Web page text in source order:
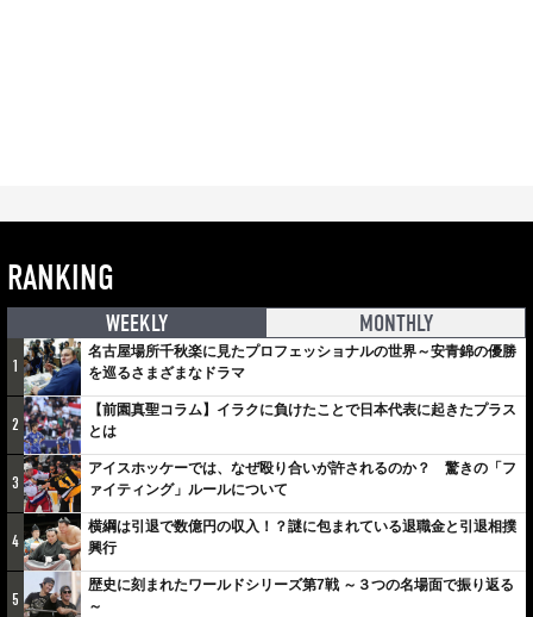
RANKING
WEEKLY MONTHLY
1
名古屋場所千秋楽に見たプロフェッショナルの世界～安青錦の優勝
を巡るさまざまなドラマ
2
【前園真聖コラム】イラクに負けたことで日本代表に起きたプラス
とは
3
アイスホッケーでは、なぜ殴り合いが許されるのか？ 驚きの「フ
ァイティング」ルールについて
4
横綱は引退で数億円の収入！？謎に包まれている退職金と引退相撲
興行
5
歴史に刻まれたワールドシリーズ第7戦 ～３つの名場面で振り返る
～